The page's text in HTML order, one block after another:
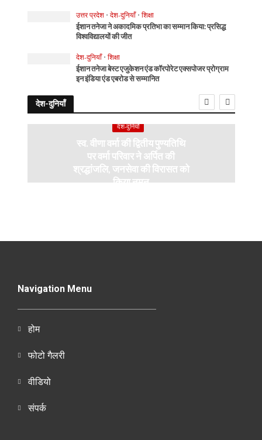
उत्तर प्रदेश • देश-दुनियाँ • शिक्षा
ईशान तनेजा ने अकादमिक प्रतिभा का सम्मान किया: प्रसिद्ध
विश्वविद्यालयों की जीत
देश-दुनियाँ • शिक्षा
ईशान तनेजा बेस्ट एजुकेशन एंड कॉरपोरेट एक्सपोजर प्रोग्राम
इन इंडिया एंड एबरोड से सम्मानित
देश-दुनियाँ
देश-दुनियाँ
स्व. वीणा वर्मा की द्वितीय पुण्यतिथि
पर वर्मा परिवार ने अर्पित की
श्रद्धांजलि, जनसेवा की विरासत को
किया नमन
Navigation Menu
होम
फोटो गैलरी
वीडियो
संपर्क